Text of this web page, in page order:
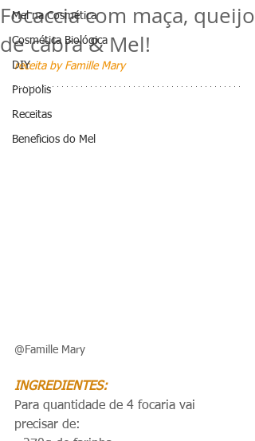
Mel na Cosmética
Cosmética Biológica
DIY
Propolis
Receitas
Beneficios do Mel
Focaccia com maça, queijo
de cabra & Mel!
receita by Famille Mary
@Famille Mary
INGREDIENTES:
Para quantidade de 4 focaria vai
precisar de: